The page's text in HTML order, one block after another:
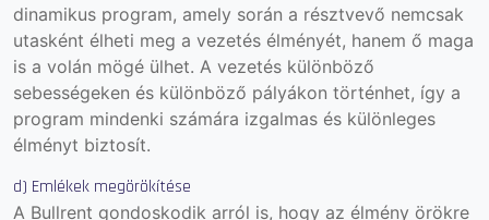
dinamikus program, amely során a résztvevő nemcsak
utasként élheti meg a vezetés élményét, hanem ő maga
is a volán mögé ülhet. A vezetés különböző
sebességeken és különböző pályákon történhet, így a
program mindenki számára izgalmas és különleges
élményt biztosít.
d) Emlékek megörökítése
A Bullrent gondoskodik arról is, hogy az élmény örökre